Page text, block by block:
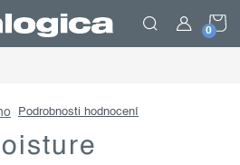
Podrobnosti hodnocení